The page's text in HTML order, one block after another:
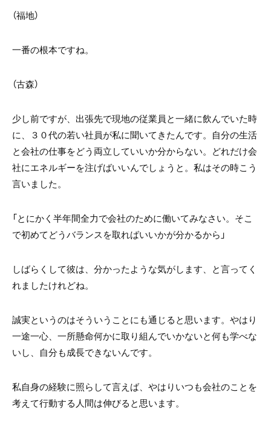
（福地）
一番の根本ですね。
（古森）
少し前ですが、出張先で現地の従業員と一緒に飲んでいた時
に、３０代の若い社員が私に聞いてきたんです。自分の生活
と会社の仕事をどう両立していいか分からない。どれだけ会
社にエネルギーを注げばいいんでしょうと。私はその時こう
言いました。
「とにかく半年間全力で会社のために働いてみなさい。そこ
で初めてどうバランスを取ればいいかが分かるから」
しばらくして彼は、分かったような気がします、と言ってく
れましたけれどね。
誠実というのはそういうことにも通じると思います。やはり
一途一心、一所懸命何かに取り組んでいかないと何も学べな
いし、自分も成長できないんです。
私自身の経験に照らして言えば、やはりいつも会社のことを
考えて行動する人間は伸びると思います。